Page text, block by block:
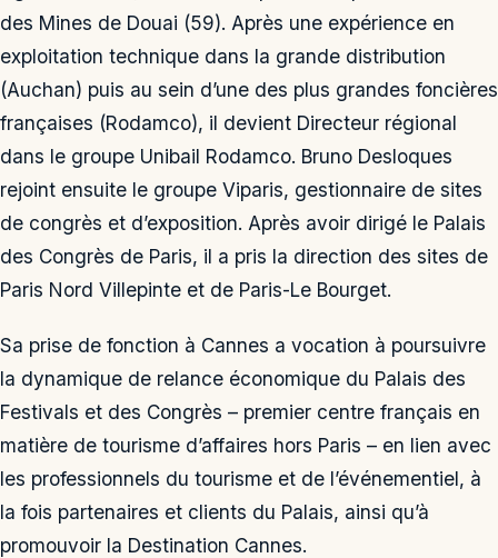
des Mines de Douai (59). Après une expérience en
exploitation technique dans la grande distribution
(Auchan) puis au sein d’une des plus grandes foncières
françaises (Rodamco), il devient Directeur régional
dans le groupe Unibail Rodamco. Bruno Desloques
rejoint ensuite le groupe Viparis, gestionnaire de sites
de congrès et d’exposition. Après avoir dirigé le Palais
des Congrès de Paris, il a pris la direction des sites de
Paris Nord Villepinte et de Paris-Le Bourget.
Sa prise de fonction à Cannes a vocation à poursuivre
la dynamique de relance économique du Palais des
Festivals et des Congrès – premier centre français en
matière de tourisme d’affaires hors Paris – en lien avec
les professionnels du tourisme et de l’événementiel, à
la fois partenaires et clients du Palais, ainsi qu’à
promouvoir la Destination Cannes.